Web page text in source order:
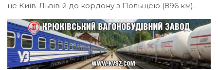
це Київ-Львів й до кордону з Польщею (896 км).